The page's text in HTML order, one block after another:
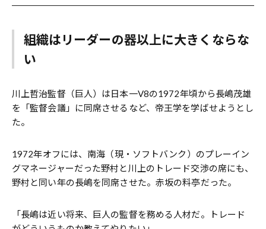
組織はリーダーの器以上に大きくならな
い
川上哲治監督（巨人）は日本一V8の1972年頃から長嶋茂雄
を「監督会議」に同席させるなど、帝王学を学ばせようとし
た。
1972年オフには、南海（現・ソフトバンク）のプレーイン
グマネージャーだった野村と川上のトレード交渉の席にも、
野村と同い年の長嶋を同席させた。赤坂の料亭だった。
「長嶋は近い将来、巨人の監督を務める人材だ。トレード